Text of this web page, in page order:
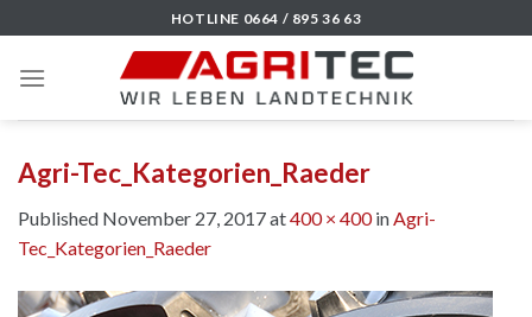
to
content
HOTLINE 0664 / 895 36 63
Agri-Tec_Kategorien_Raeder
Published November 27, 2017at400 × 400inAgri-
Tec_Kategorien_Raeder